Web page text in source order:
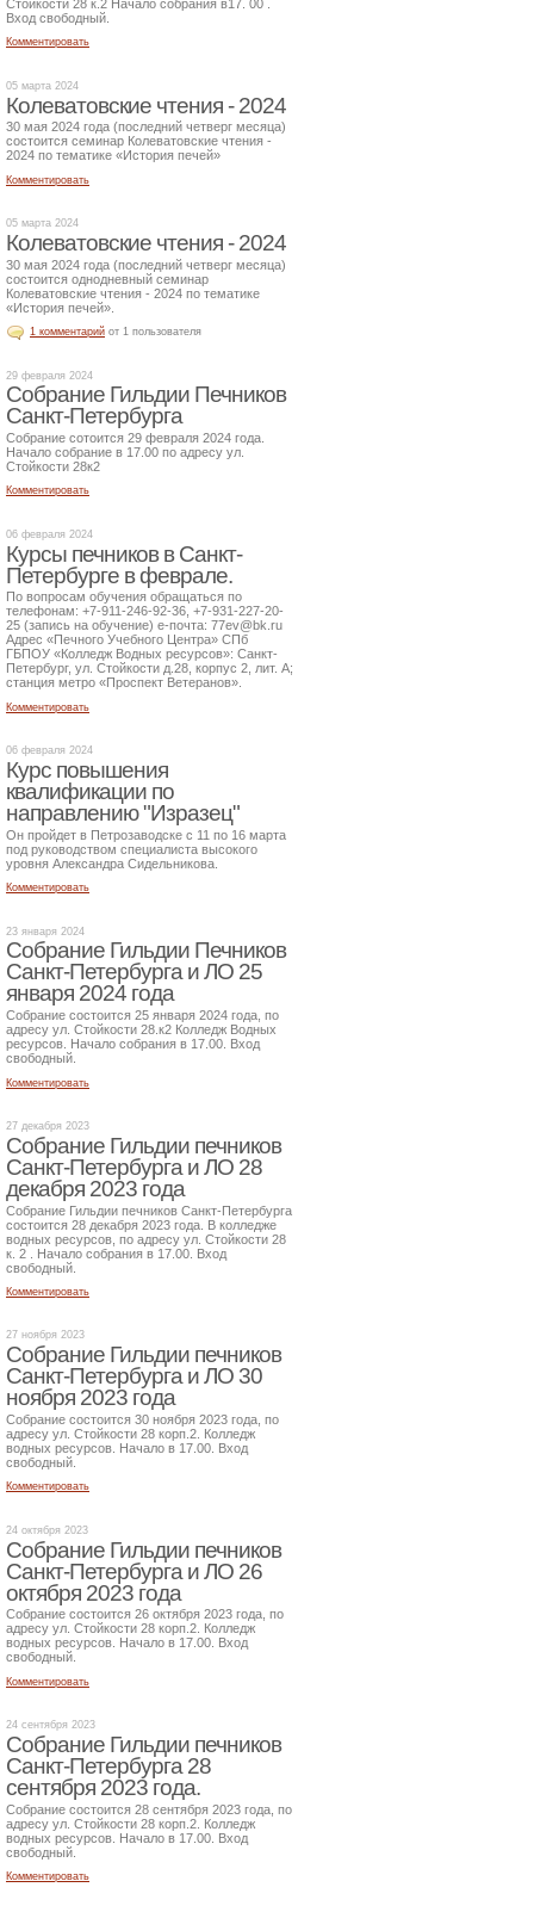
Стойкости 28 к.2 Начало собрания в17. 00 .
Вход свободный.
Комментировать
05 марта 2024
Колеватовские чтения - 2024
30 мая 2024 года (последний четверг месяца)
состоится семинар Колеватовские чтения -
2024 по тематике «История печей»
Комментировать
05 марта 2024
Колеватовские чтения - 2024
30 мая 2024 года (последний четверг месяца)
состоится однодневный семинар
Колеватовские чтения - 2024 по тематике
«История печей».
1 комментарий от 1 пользователя
29 февраля 2024
Собрание Гильдии Печников
Санкт-Петербурга
Собрание сотоится 29 февраля 2024 года.
Начало собрание в 17.00 по адресу ул.
Стойкости 28к2
Комментировать
06 февраля 2024
Курсы печников в Санкт-
Петербурге в феврале.
По вопросам обучения обращаться по
телефонам: +7-911-246-92-36, +7-931-227-20-
25 (запись на обучение) е-почта: 77ev@bk.ru
Адрес «Печного Учебного Центра» СПб
ГБПОУ «Колледж Водных ресурсов»: Санкт-
Петербург, ул. Стойкости д.28, корпус 2, лит. А;
станция метро «Проспект Ветеранов».
Комментировать
06 февраля 2024
Курс повышения
квалификации по
направлению "Изразец"
Он пройдет в Петрозаводске с 11 по 16 марта
под руководством специалиста высокого
уровня Александра Сидельникова.
Комментировать
23 января 2024
Собрание Гильдии Печников
Санкт-Петербурга и ЛО 25
января 2024 года
Собрание состоится 25 января 2024 года, по
адресу ул. Стойкости 28.к2 Колледж Водных
ресурсов. Начало собрания в 17.00. Вход
свободный.
Комментировать
27 декабря 2023
Собрание Гильдии печников
Санкт-Петербурга и ЛО 28
декабря 2023 года
Собрание Гильдии печников Санкт-Петербурга
состоится 28 декабря 2023 года. В колледже
водных ресурсов, по адресу ул. Стойкости 28
к. 2 . Начало собрания в 17.00. Вход
свободный.
Комментировать
27 ноября 2023
Собрание Гильдии печников
Санкт-Петербурга и ЛО 30
ноября 2023 года
Собрание состоится 30 ноября 2023 года, по
адресу ул. Стойкости 28 корп.2. Колледж
водных ресурсов. Начало в 17.00. Вход
свободный.
Комментировать
24 октября 2023
Собрание Гильдии печников
Санкт-Петербурга и ЛО 26
октября 2023 года
Собрание состоится 26 октября 2023 года, по
адресу ул. Стойкости 28 корп.2. Колледж
водных ресурсов. Начало в 17.00. Вход
свободный.
Комментировать
24 сентября 2023
Собрание Гильдии печников
Санкт-Петербурга 28
сентября 2023 года.
Собрание состоится 28 сентября 2023 года, по
адресу ул. Стойкости 28 корп.2. Колледж
водных ресурсов. Начало в 17.00. Вход
свободный.
Комментировать